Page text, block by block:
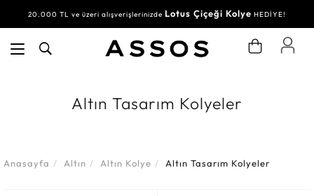
20.000 TL ve üzeri alışverişlerinizde Lotus Çiçeği Kolye HEDİYE!
30.000 TL ve üzeri alışverişlerinizdeSu Yolu BileklikHEDİYE!
Altın Tasarım Kolyeler
Anasayfa Altın Altın Kolye Altın Tasarım Kolyeler